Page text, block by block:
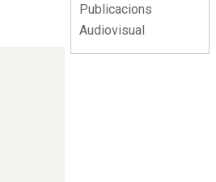
Publicacions
Audiovisual